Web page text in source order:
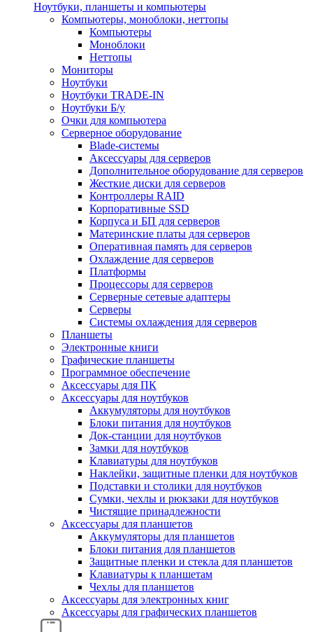
Ноутбуки, планшеты и компьютеры
Компьютеры, моноблоки, неттопы
Компьютеры
Моноблоки
Неттопы
Мониторы
Ноутбуки
Ноутбуки TRADE-IN
Ноутбуки Б/у
Очки для компьютера
Серверное оборудование
Blade-системы
Аксессуары для серверов
Дополнительное оборудование для серверов
Жесткие диски для серверов
Контроллеры RAID
Корпоративные SSD
Корпуса и БП для серверов
Материнские платы для серверов
Оперативная память для серверов
Охлаждение для серверов
Платформы
Процессоры для серверов
Серверные сетевые адаптеры
Серверы
Системы охлаждения для серверов
Планшеты
Электронные книги
Графические планшеты
Программное обеспечение
Аксессуары для ПК
Аксессуары для ноутбуков
Аккумуляторы для ноутбуков
Блоки питания для ноутбуков
Док-станции для ноутбуков
Замки для ноутбуков
Клавиатуры для ноутбуков
Наклейки, защитные пленки для ноутбуков
Подставки и столики для ноутбуков
Сумки, чехлы и рюкзаки для ноутбуков
Чистящие принадлежности
Аксессуары для планшетов
Аккумуляторы для планшетов
Блоки питания для планшетов
Защитные пленки и стекла для планшетов
Клавиатуры к планшетам
Чехлы для планшетов
Аксессуары для электронных книг
Аксессуары для графических планшетов